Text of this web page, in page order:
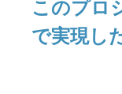
このプロ
で実現し